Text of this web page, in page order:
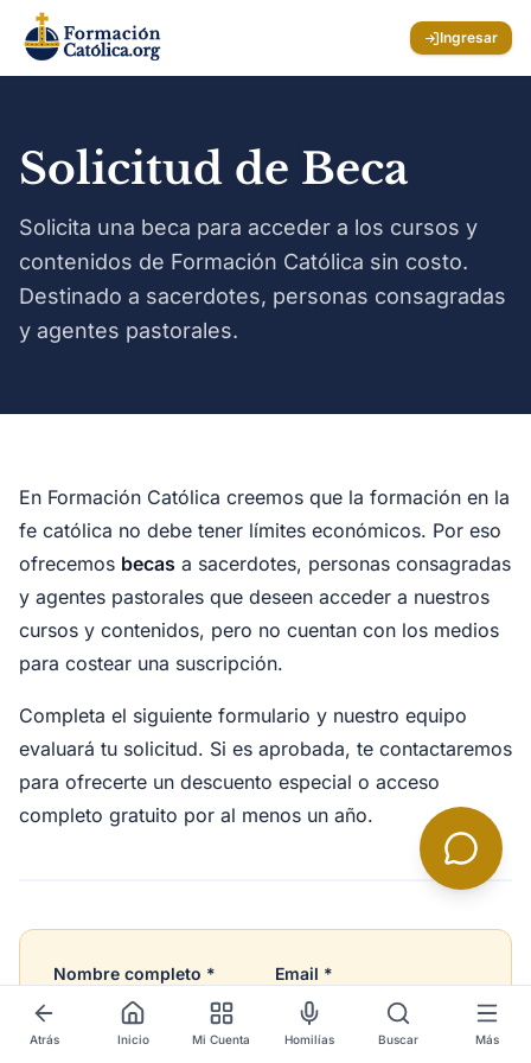
Ingresar
Solicitud de Beca
Solicita una beca para acceder a los cursos y
contenidos de Formación Católica sin costo.
Destinado a sacerdotes, personas consagradas
y agentes pastorales.
En Formación Católica creemos que la formación en la
fe católica no debe tener límites económicos. Por eso
ofrecemos becas a sacerdotes, personas consagradas
y agentes pastorales que deseen acceder a nuestros
cursos y contenidos, pero no cuentan con los medios
para costear una suscripción.
Completa el siguiente formulario y nuestro equipo
evaluará tu solicitud. Si es aprobada, te contactaremos
para ofrecerte un descuento especial o acceso
completo gratuito por al menos un año.
Nombre completo * Email *
Atrás Inicio Mi Cuenta Homilías Buscar Más